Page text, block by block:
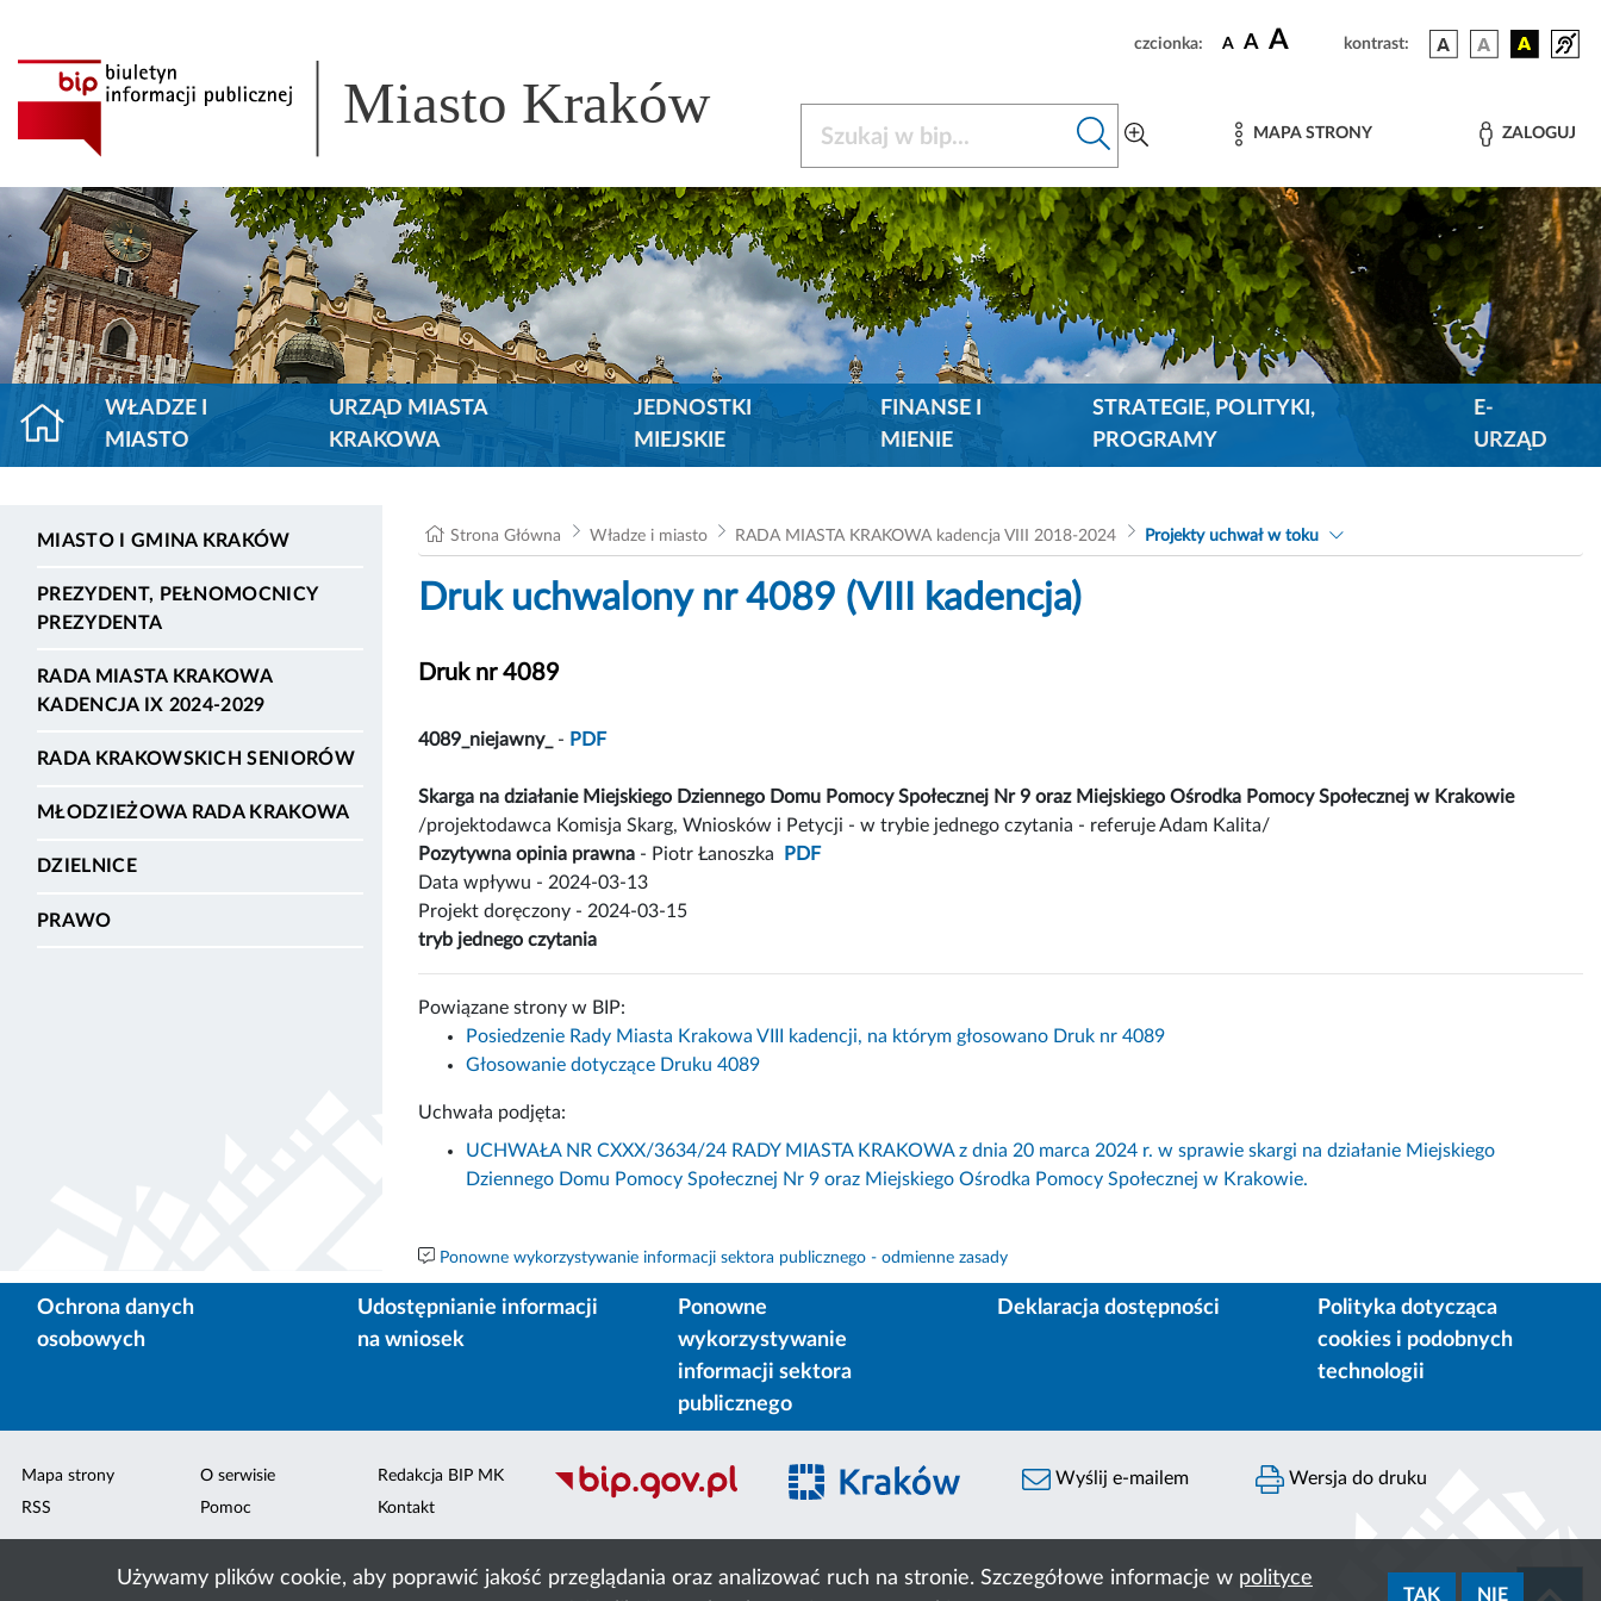
Używamy plików cookie, aby poprawić jakość przeglądania oraz analizować ruch na stronie. Szczegółowe informacje w polityce
TAK NIE
czcionka: A A A kontrast:
Miasto Kraków MAPA STRONY ZALOGUJ
WŁADZE I
MIASTO
URZĄD MIASTA
KRAKOWA
JEDNOSTKI
MIEJSKIE
FINANSE I
MIENIE
STRATEGIE, POLITYKI,
PROGRAMY
E-
URZĄD
MIASTO I GMINA KRAKÓW
PREZYDENT, PEŁNOMOCNICY
PREZYDENTA
RADA MIASTA KRAKOWA
KADENCJA IX 2024-2029
RADA KRAKOWSKICH SENIORÓW
MŁODZIEŻOWA RADA KRAKOWA
DZIELNICE
PRAWO
Strona Główna Władze i miasto RADA MIASTA KRAKOWA kadencja VIII 2018-2024 Projekty uchwał w toku
Druk uchwalony nr 4089 (VIII kadencja)
Druk nr 4089
4089_niejawny_ - PDF
Skarga na działanie Miejskiego Dziennego Domu Pomocy Społecznej Nr 9 oraz Miejskiego Ośrodka Pomocy Społecznej w Krakowie
/projektodawca Komisja Skarg, Wniosków i Petycji - w trybie jednego czytania - referuje Adam Kalita/
Pozytywna opinia prawna - Piotr Łanoszka
PDF
Data wpływu - 2024-03-13
Projekt doręczony - 2024-03-15
tryb jednego czytania
Powiązane strony w BIP:
Posiedzenie Rady Miasta Krakowa VIII kadencji, na którym głosowano Druk nr 4089
Głosowanie dotyczące Druku 4089
Uchwała podjęta:
UCHWAŁA NR CXXX/3634/24 RADY MIASTA KRAKOWA z dnia 20 marca 2024 r. w sprawie skargi na działanie Miejskiego
Dziennego Domu Pomocy Społecznej Nr 9 oraz Miejskiego Ośrodka Pomocy Społecznej w Krakowie.
Ponowne wykorzystywanie informacji sektora publicznego - odmienne zasady
Ochrona danych
osobowych
Udostępnianie informacji
na wniosek
Ponowne
wykorzystywanie
informacji sektora
publicznego
Deklaracja dostępności
Polityka dotycząca
cookies i podobnych
technologii
Mapa strony
RSS
O serwisie
Pomoc
Redakcja BIP MK
Kontakt
Wyślij e-mailem Wersja do druku